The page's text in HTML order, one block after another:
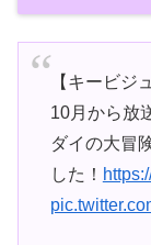
【キービジ
10月から放
ダイの大冒
した！